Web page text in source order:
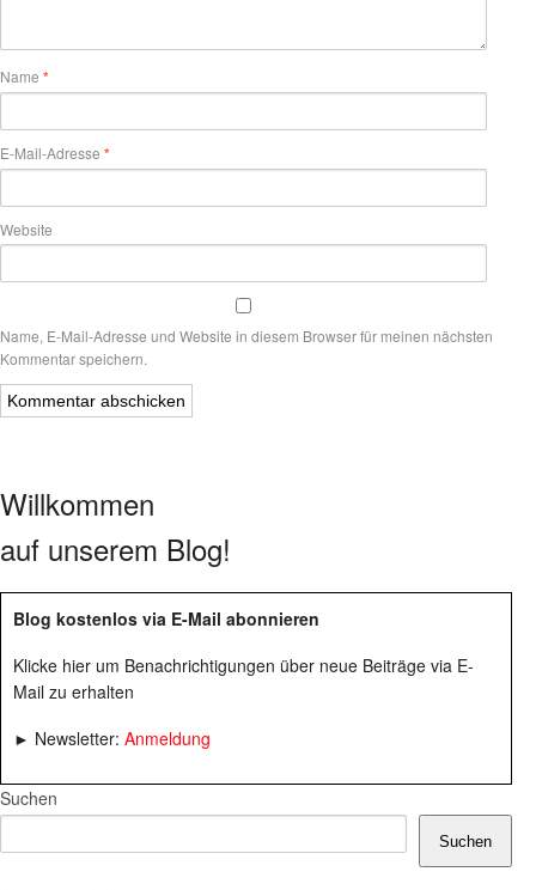
Name *
E-Mail-Adresse *
Website
Name, E-Mail-Adresse und Website in diesem Browser für meinen nächsten
Kommentar speichern.
Willkommen
auf unserem Blog!
Blog kostenlos via E-Mail abonnieren
Klicke hier um Benachrichtigungen über neue Beiträge via E-
Mail zu erhalten
► Newsletter: Anmeldung
Suchen
Suchen